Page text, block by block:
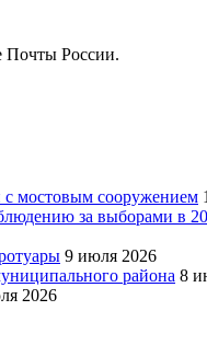
Почты России.
с мостовым сооружением
за выборами в
9 июля 2026
района 8
2026